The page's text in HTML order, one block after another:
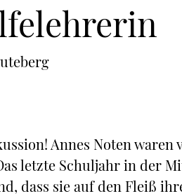
Annes Noten waren
letzte Schuljahr in der
dass sie auf den Fleiß